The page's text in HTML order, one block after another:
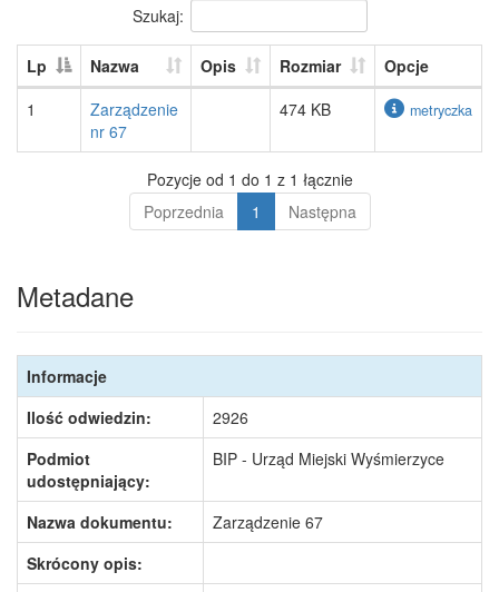
Szukaj:
Lp Nazwa Opis Rozmiar
Opcje
1
Zarządzenie
nr 67
474 KB metryczka
Pozycje od 1 do 1 z 1 łącznie
Poprzednia
1 Następna
Metadane
Informacje
Ilość odwiedzin:
2926
Podmiot
udostępniający:
BIP - Urząd Miejski Wyśmierzyce
Nazwa dokumentu:
Zarządzenie 67
Skrócony opis: